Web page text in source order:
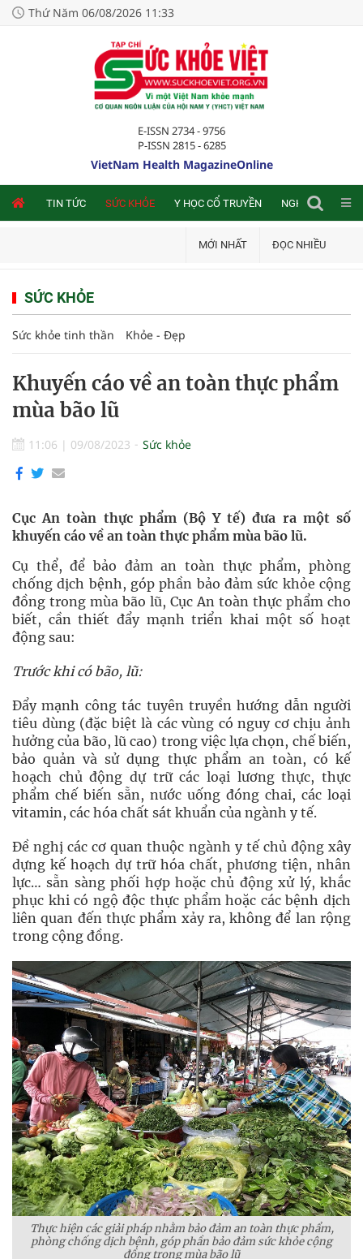
Thứ Năm 06/08/2026 11:33
E-ISSN 2734 - 9756
P-ISSN 2815 - 6285
VietNam Health MagazineOnline
TIN TỨC SỨC KHỎE Y HỌC CỔ TRUYỀN NGHIÊN CỨU
MỚI NHẤT ĐỌC NHIỀU
SỨC KHỎE
Sức khỏe tinh thần Khỏe - Đẹp
Khuyến cáo về an toàn thực phẩm
mùa bão lũ
11:06 | 09/08/2023 Sức khỏe
Cục An toàn thực phẩm (Bộ Y tế) đưa ra một số
khuyến cáo về an toàn thực phẩm mùa bão lũ.
Cụ thể, để bảo đảm an toàn thực phẩm, phòng
chống dịch bệnh, góp phần bảo đảm sức khỏe cộng
đồng trong mùa bão lũ, Cục An toàn thực phẩm cho
biết, cần thiết đẩy mạnh triển khai một số hoạt
động sau:
Trước khi có bão, lũ:
Đẩy mạnh công tác tuyên truyền hướng dẫn người
tiêu dùng (đặc biệt là các vùng có nguy cơ chịu ảnh
hưởng của bão, lũ cao) trong việc lựa chọn, chế biến,
bảo quản và sử dụng thực phẩm an toàn, có kế
hoạch chủ động dự trữ các loại lương thực, thực
phẩm chế biến sẵn, nước uống đóng chai, các loại
vitamin, các hóa chất sát khuẩn của ngành y tế.
Đề nghị các cơ quan thuộc ngành y tế chủ động xây
dựng kế hoạch dự trữ hóa chất, phương tiện, nhân
lực… sẵn sàng phối hợp hoặc chủ động xử lý, khắc
phục khi có ngộ độc thực phẩm hoặc các bệnh dịch
liên quan đến thực phẩm xảy ra, không để lan rộng
trong cộng đồng.
Thực hiện các giải pháp nhằm bảo đảm an toàn thực phẩm,
phòng chống dịch bệnh, góp phần bảo đảm sức khỏe cộng
đồng trong mùa bão lũ